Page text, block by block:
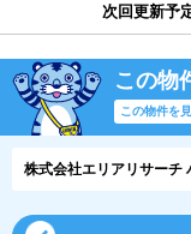
次回更新予
この物
この物件を
株式会社エリアリサーチ